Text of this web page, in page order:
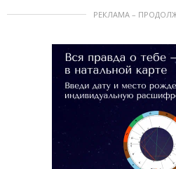
РЕКЛАМА –